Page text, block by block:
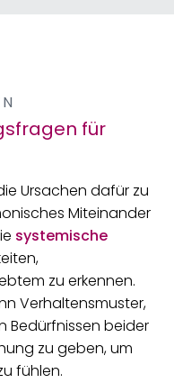
für
Ursachen dafür zu
Miteinander
systemische
zu erkennen.
Verhaltensmuster,
Bedürfnissen beider
zu geben, um
fühlen.